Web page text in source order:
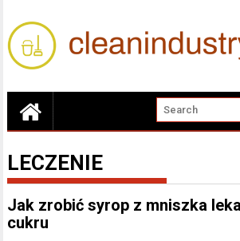
content
LECZENIE
Jak zrobić syrop z mniszka
cukru